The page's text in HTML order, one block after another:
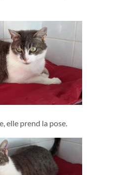
elle prend la pose.